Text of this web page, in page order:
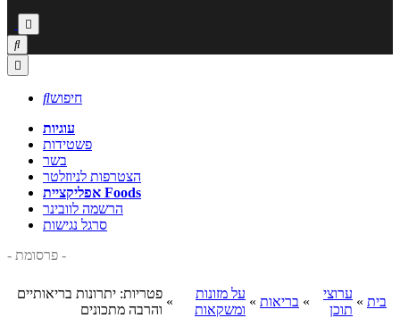



חיפוש
עוגיות
פשטידות
בשר
הצטרפות לניוזלטר
אפליקציית Foods
הרשמה לוובינר
סרגל נגישות
- פרסומת -
בית »
ערוצי
תוכן
» בריאות »
על מזונות
ומשקאות
»
פטריות: יתרונות בריאותיים
והרבה מתכונים